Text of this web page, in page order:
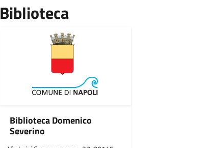
Biblioteca
Biblioteca Domenico
Severino